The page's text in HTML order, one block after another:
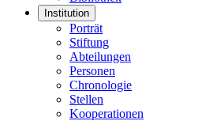
Institution
Porträt
Stiftung
Abteilungen
Personen
Chronologie
Stellen
Kooperationen